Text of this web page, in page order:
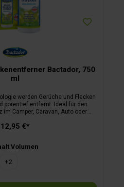
Bactador, 750
ml
werden Gerüche und Flecken
porentief entfernt. Ideal für den
im Camper, Caravan, Auto oder
durch natürliche Bactador
mit „Sehr
12,95 €*
Volumen
+2